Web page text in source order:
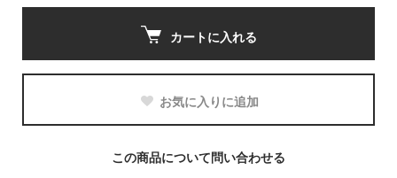
カートに入れる
お気に入りに追加
この商品について問い合わせる